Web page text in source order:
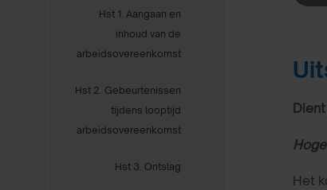
Hst 1. Aangaan en
inhoud van de
arbeidsovereenkomst
Hst 2. Gebeurtenissen
tijdens looptijd
arbeidsovereenkomst
Hst 3. Ontslag
Het